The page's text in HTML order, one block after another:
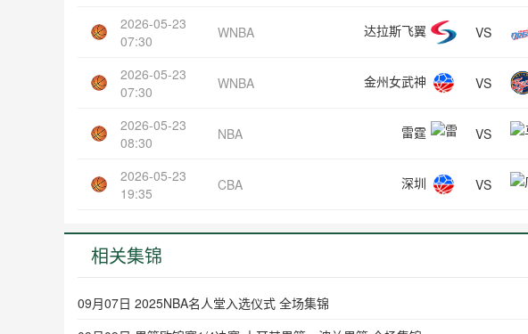
2026-05-23
07:30
WNBA 达拉斯飞翼 VS
2026-05-23
07:30
WNBA 金州女武神 VS
2026-05-23
08:30
NBA 雷霆 VS
2026-05-23
19:35
CBA 深圳 VS
相关集锦
09月07日 2025NBA名人堂入选仪式 全场集锦